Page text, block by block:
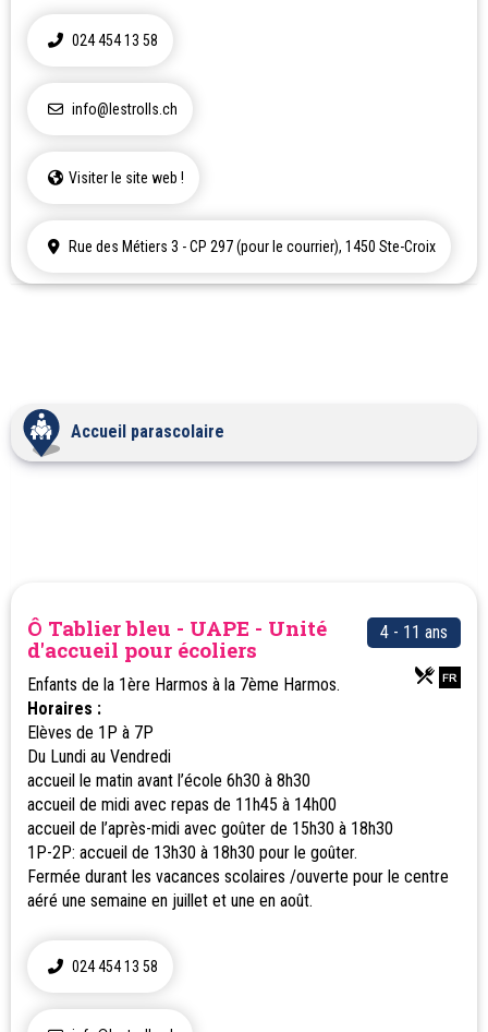
024 454 13 58
info@lestrolls.ch
Visiter le site web !
Rue des Métiers 3 - CP 297 (pour le courrier), 1450 Ste-Croix
Accueil parascolaire
4 - 11 ans
Ô Tablier bleu - UAPE - Unité
d'accueil pour écoliers
Enfants de la 1ère Harmos à la 7ème Harmos.
Horaires :
Elèves de 1P à 7P
Du Lundi au Vendredi
accueil le matin avant l’école 6h30 à 8h30
accueil de midi avec repas de 11h45 à 14h00
accueil de l’après-midi avec goûter de 15h30 à 18h30
1P-2P: accueil de 13h30 à 18h30 pour le goûter.
Fermée durant les vacances scolaires /ouverte pour le centre
aéré une semaine en juillet et une en août.
024 454 13 58